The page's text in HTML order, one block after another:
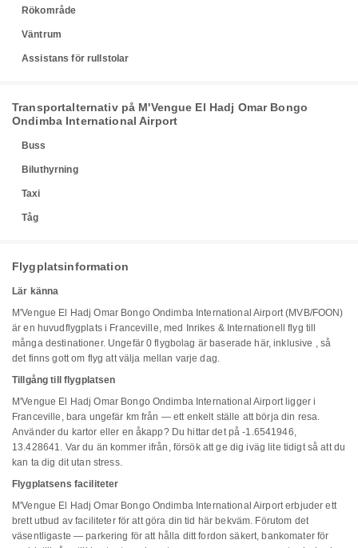
Rökområde
Väntrum
Assistans för rullstolar
Transportalternativ på M'Vengue El Hadj Omar Bongo
Ondimba International Airport
Buss
Biluthyrning
Taxi
Tåg
Flygplatsinformation
Lär känna
M'Vengue El Hadj Omar Bongo Ondimba International Airport (MVB/FOON)
är en huvudflygplats i Franceville, med Inrikes & Internationell flyg till
många destinationer. Ungefär 0 flygbolag är baserade här, inklusive , så
det finns gott om flyg att välja mellan varje dag.
Tillgång till flygplatsen
M'Vengue El Hadj Omar Bongo Ondimba International Airport ligger i
Franceville, bara ungefär km från — ett enkelt ställe att börja din resa.
Använder du kartor eller en åkapp? Du hittar det på -1.6541946,
13.428641. Var du än kommer ifrån, försök att ge dig iväg lite tidigt så att du
kan ta dig dit utan stress.
Flygplatsens faciliteter
M'Vengue El Hadj Omar Bongo Ondimba International Airport erbjuder ett
brett utbud av faciliteter för att göra din tid här bekväm. Förutom det
väsentligaste — parkering för att hålla ditt fordon säkert, bankomater för